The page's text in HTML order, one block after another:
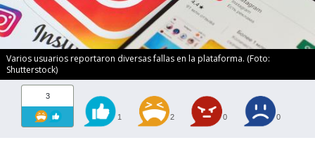
Varios usuarios reportaron diversas fallas en la plataforma. (Foto:
Shutterstock)
3
1 2 0 0